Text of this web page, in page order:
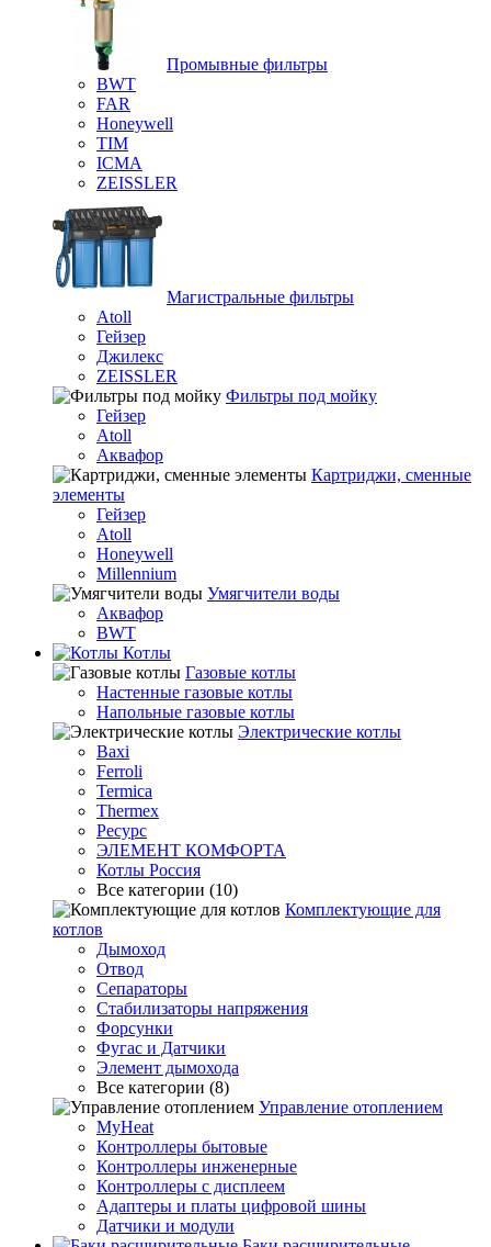
Промывные фильтры
BWT
FAR
Honeywell
TIM
ICMA
ZEISSLER
Магистральные фильтры
Atoll
Гейзер
Джилекс
ZEISSLER
Фильтры под мойку
Гейзер
Atoll
Аквафор
Картриджи, сменные
элементы
Гейзер
Atoll
Honeywell
Millennium
Умягчители воды
Аквафор
BWT
Котлы
Гaзовые котлы
Настенные газовые котлы
Напольные газовые котлы
Электрические котлы
Baxi
Ferroli
Termica
Thermex
Ресурс
ЭЛЕМЕНТ КОМФОРТА
Котлы Россия
Все категории (10)
Комплектующие для
котлов
Дымоход
Отвод
Сепараторы
Стабилизаторы напряжения
Форсунки
Фугас и Датчики
Элемент дымохода
Все категории (8)
Управление отоплением
MyHeat
Контроллеры бытовые
Контроллеры инженерные
Контроллеры с дисплеем
Адаптеры и платы цифровой шины
Датчики и модули